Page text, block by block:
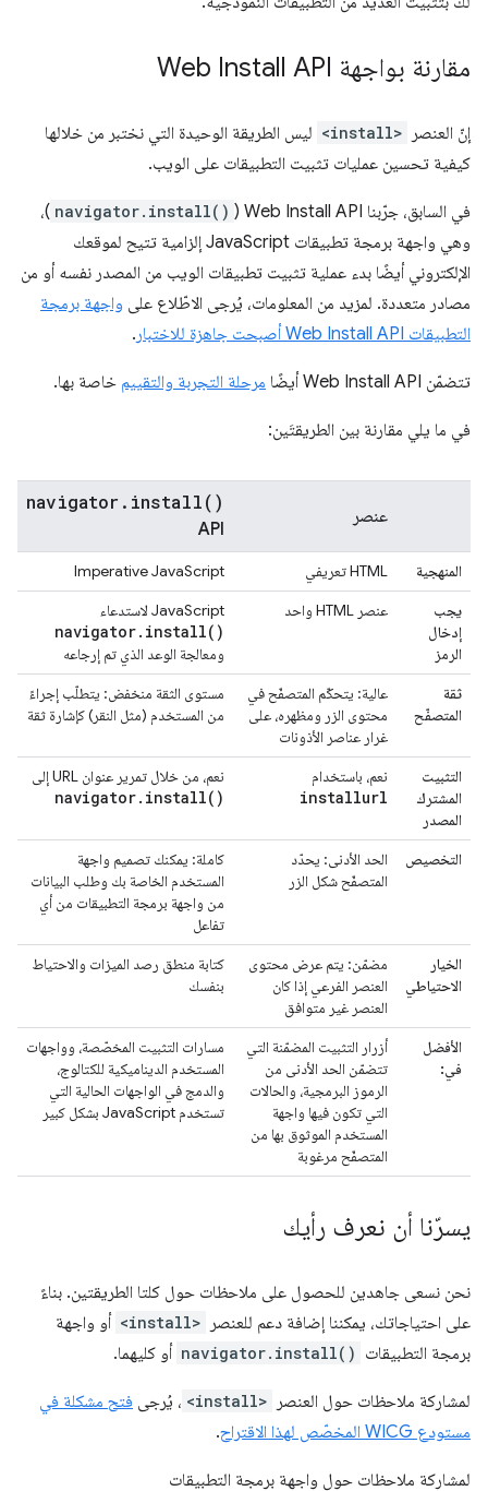
مقارنة بواجهة Web Install API
إنّ العنصر <install> ليس الطريقة الوحيدة التي نختبر من خلالها
كيفية تحسين عمليات تثبيت التطبيقات على الويب.
في السابق، جرّبنا Web Install API ( navigator.install() )،
وهي واجهة برمجة تطبيقات JavaScript إلزامية تتيح لموقعك
الإلكتروني أيضًا بدء عملية تثبيت تطبيقات الويب من المصدر نفسه أو من
مصادر متعددة. لمزيد من المعلومات، يُرجى الاطّلاع على واجهة برمجة
التطبيقات Web Install API أصبحت جاهزة للاختبار
.
تتضمّن Web Install API أيضًا مرحلة التجربة والتقييم خاصة بها.
في ما يلي مقارنة بين الطريقتَين:
عنصر
navigator.install()
API
المنهجية HTML تعريفي
Imperative JavaScript
يجب
إدخال
الرمز
عنصر HTML واحد JavaScript لاستدعاء
navigator. install( )
ومعالجة الوعد الذي تم إرجاعه
ثقة
المتصفّح
عالية: يتحكّم المتصفّح في
محتوى الزر ومظهره، على
غرار عناصر الأذونات
مستوى الثقة منخفض: يتطلّب إجراءً
من المستخدم (مثل النقر) كإشارة ثقة
التثبيت
المشترك
المصدر
نعم، باستخدام
installurl
نعم، من خلال تمرير عنوان URL إلى
navigator. install( )
التخصيص
الحد الأدنى: يحدّد
المتصفّح شكل الزر
كاملة: يمكنك تصميم واجهة
المستخدم الخاصة بك وطلب البيانات
من واجهة برمجة التطبيقات من أي
تفاعل
الخيار
الاحتياطي
مضمّن: يتم عرض محتوى
العنصر الفرعي إذا كان
العنصر غير متوافق
كتابة منطق رصد الميزات والاحتياط
بنفسك
الأفضل
في:
أزرار التثبيت المضمّنة التي
تتضمّن الحد الأدنى من
الرموز البرمجية، والحالات
التي تكون فيها واجهة
المستخدم الموثوق بها من
المتصفّح مرغوبة
مسارات التثبيت المخصّصة، وواجهات
المستخدم الديناميكية للكتالوج،
والدمج في الواجهات الحالية التي
تستخدم JavaScript بشكل كبير
يسرّنا أن نعرف رأيك
نحن نسعى جاهدين للحصول على ملاحظات حول كلتا الطريقتين. بناءً
على احتياجاتك، يمكننا إضافة دعم للعنصر
<install> أو واجهة
برمجة التطبيقات navigator.install() أو كليهما.
لمشاركة ملاحظات حول العنصر <install> ، يُرجى فتح مشكلة في
مستودع WICG المخصّص لهذا الاقتراح
.
لمشاركة ملاحظات حول واجهة برمجة التطبيقات